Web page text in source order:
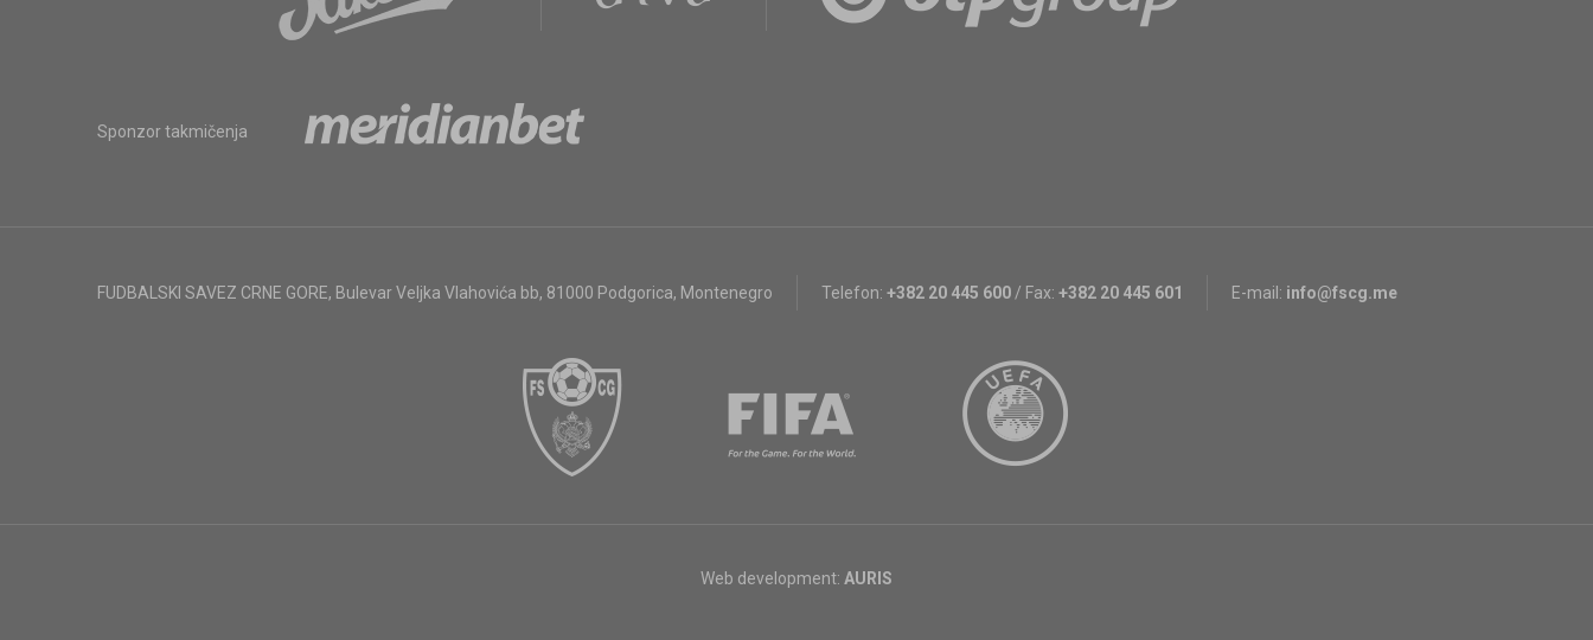
Sponzor takmičenja
FUDBALSKI SAVEZ CRNE GORE, Bulevar Veljka Vlahovića bb, 81000 Podgorica, Montenegro Telefon: +382 20 445 600 / Fax: +382 20 445 601 E-mail: info@fscg.me
Web development: AURIS